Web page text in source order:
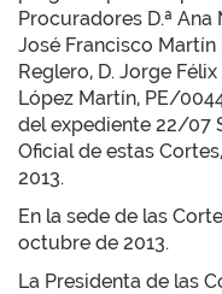
Procuradores D.ª Ana
José Francisco Martín
Reglero, D. Jorge
López Martín, PE/
del expediente 22/07
Oficial de estas
2013.
En la sede de las
octubre de 2013.
La Presidenta de las